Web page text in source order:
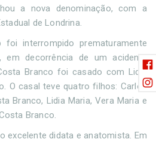
a nova denominação, com a
de Londrina.
foi interrompido prematuramente
decorrência de um acidente
Branco foi casado com Lidia
O casal teve quatro filhos: Carlos
Branco, Lidia Maria, Vera Maria e
Branco.
excelente didata e anatomista. Em